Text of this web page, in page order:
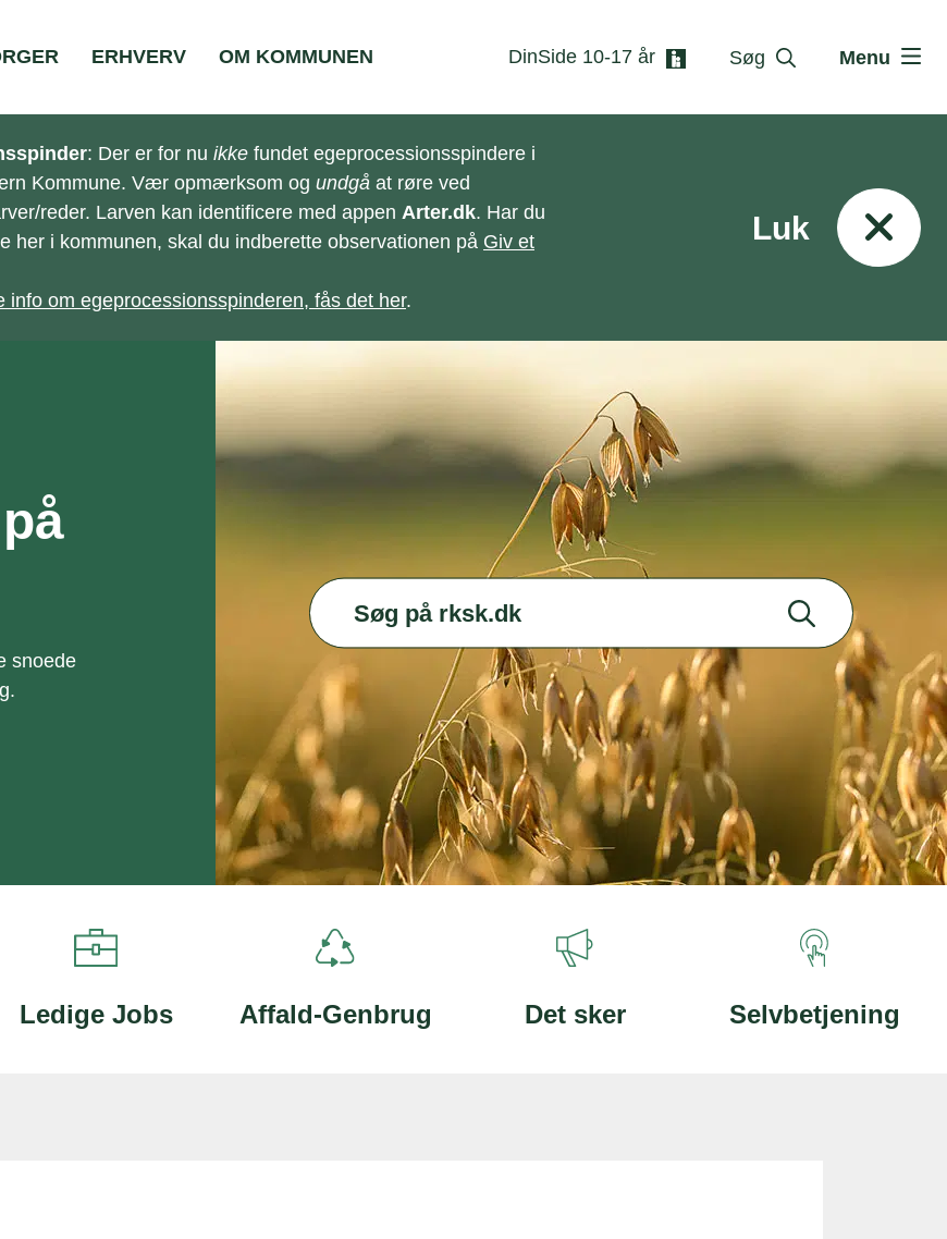
ERHVERV OM KOMMUNEN DinSide 10-17 år Søg Menu
: Der er for nu ikke fundet egeprocessionsspindere i
Kommune. Vær opmærksom og undgå at røre ved
reder. Larven kan identificere med appen Arter.dk. Har du
her i kommunen, skal du indberette observationen på Giv et
info om egeprocessionsspinderen, fås det her.
Luk
snoede
Ledige Jobs Affald-Genbrug Det sker Selvbetjening